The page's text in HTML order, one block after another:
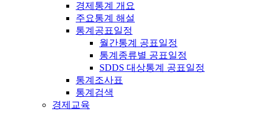
경제통계 개요
주요통계 해설
통계공표일정
월간통계 공표일정
통계종류별 공표일정
SDDS 대상통계 공표일정
통계조사표
통계검색
경제교육